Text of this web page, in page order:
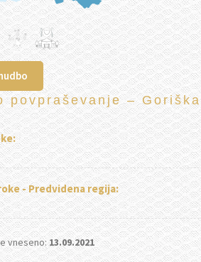
povpraševanje – Goriška
- Predvidena regija:
vneseno:13.09.2021